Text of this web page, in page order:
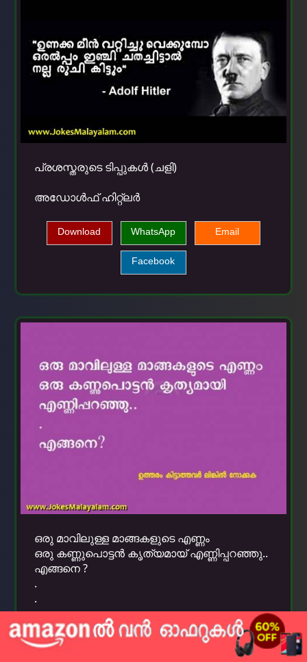
പ്രശസ്തരുടെ ടിപ്പുകള്‍ (ചളി)
അഡോള്‍ഫ് ഹിറ്റ്ലര്‍
Download WhatsApp Email
Facebook
ഒരു മാവിലുള്ള മാങ്ങകളുടെ എണ്ണം
ഒരു കണ്ണുപൊട്ടന്‍ കൃത്യമായ് എണ്ണിപ്പറഞ്ഞു..
എങ്ങനെ ?
.
.
.